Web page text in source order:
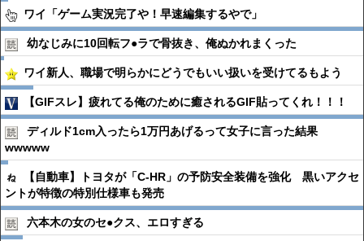
ワイ「ゲーム実況完了や！早速編集するやで」
幼なじみに10回転フ●︎ラで骨抜き、俺ぬかれまくった
ワイ新人、職場で明らかにどうでもいい扱いを受けてるもよう
【GIFスレ】疲れてる俺のために癒されるGIF貼ってくれ！！！
ディルド1cm入ったら1万円あげるって女子に言った結果
wwwww
【自動車】トヨタが「C-HR」の予防安全装備を強化 黒いアクセ
ントが特徴の特別仕様車も発売
六本木の女のセ●︎クス、エロすぎる